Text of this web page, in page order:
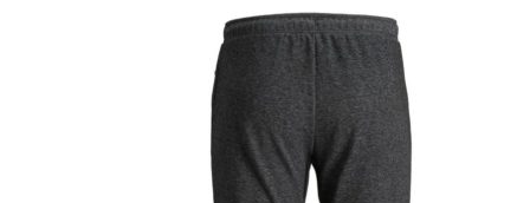
Trikoopaidat
Naisten puserot
Jakut ja liivit
Naisten neuleet
Naisten neuletakit
Naisten neulepuserot
Naisten mekot ja hameet